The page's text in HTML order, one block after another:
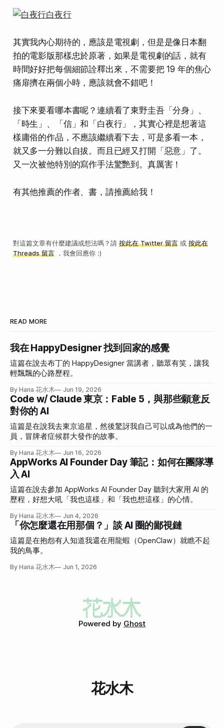
其實我內心期待的，應該是電視劇，但是是像日本翻
拍的電影版那樣忠於原著，如果是電視劇的話，就有
時間好好把每個細節詮釋出來，不需要把 19 年的焦心
痛扉擠在兩個小時，應該就會不錯吧！
接下來要看哪本書呢？連續看了東野圭吾「分身」、
「時生」、「信」和「白夜行」，其實心裡是想著這
樣庸俗的作品，不應該繼續看下去，可是多看一本，
就又多一分難以自拔。而且已經又打開「惡意」了。
又一次被他特別的寫作手法驚艷到。真厲害！
有其他推薦的作者、書，請推薦給我！
對這篇文章有什麼建議或想法嗎？請 按此在 Twitter 留言或 按此在
Threads 留言，我會回應你 :)
READ MORE
我在 HappyDesigner 找到回家的感覺
這篇在說去布丁的 HappyDesigner 當講者，聽眾有笑，讓我
輕飄飄的心路歷程。
By Hana 花水木 Jun 19, 2026
Code w/ Claude 東京：Fable 5，與那些願意反
對你的 AI
這篇是在說我去東京追星，然後驚訝我自己可以成為他們的一
員，冒牌者症候群大發作的故事。
By Hana 花水木 Jun 16, 2026
AppWorks AI Founder Day 筆記：如何在團隊導
入 AI
這篇在說去參加 AppWorks AI Founder Day 聽到大家用 AI 的
歷程，好想大吼「我也這樣」和「我也想這樣」的心情。
By Hana 花水木 Jun 4, 2026
「你怎麼還在用那個？」談 AI 圈的鄙視鏈
這篇是在抱怨有人知道我還在用龍蝦（OpenClaw）就瞧不起
我的鳥事。
By Hana 花水木 Jun 1, 2026
Powered by Ghost
花水木